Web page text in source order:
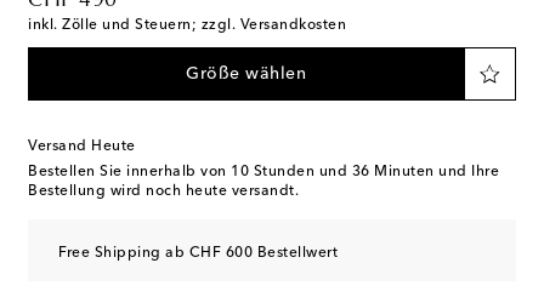
inkl. Zölle und Steuern; zzgl. Versandkosten
Größe wählen
Versand Heute
Bestellen Sie innerhalb von 10 Stunden und 36 Minuten und Ihre
Bestellung wird noch heute versandt.
Free Shipping ab CHF 600 Bestellwert